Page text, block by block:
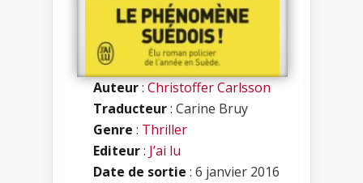
Auteur:Christoffer Carlsson
Traducteur: Carine Bruy
Genre : Thriller
Editeur: J’ai lu
Date de sortie : 6 janvier 2016